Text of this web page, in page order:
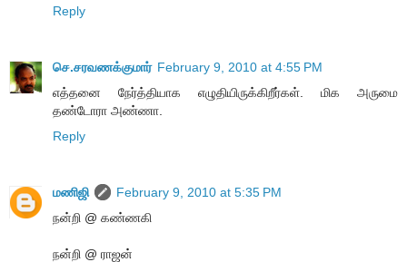
Reply
செ.சரவணக்குமார் February 9, 2010 at 4:55 PM
எத்தனை நேர்த்தியாக எழுதியிருக்கிறீர்கள். மிக அருமை
தண்டோரா அண்ணா.
Reply
மணிஜி
February 9, 2010 at 5:35 PM
நன்றி @ கண்ணகி
நன்றி @ ராஜன்